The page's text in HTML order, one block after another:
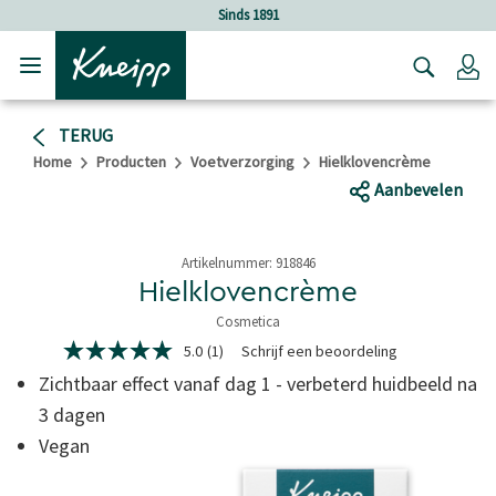
Verder gaan naar hoofdinhoud.Sinds 1891
TERUG
Home Producten Voetverzorging Hielklovencrème
Aanbevelen
Artikelnummer: 918846
Hielklovencrème
Cosmetica
3,5 van 5 sterren
5.0
van
5
sterren,
gemiddelde
scorewaarde.
5.0 (1) Schrijf een beoordeling
Zichtbaar effect vanaf dag 1 - verbeterd huidbeeld na
3 dagen
Vegan